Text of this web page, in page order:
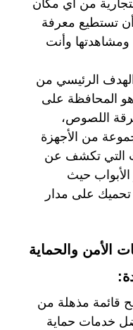
من أي مكان
تستطيع معرفة
وأنت
الهدف الرئيسي من
المحافظة على
اللصوص،
من الأجهزة
التي تكشف عن
الأبواب حيث
تحميك على مدار
الأمن والحماية
قائمة مذهلة من
خدمات حماية